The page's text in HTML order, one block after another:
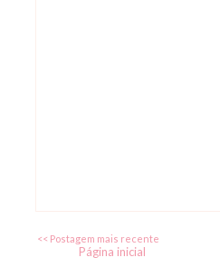
<< Postagem mais recente
Página inicial